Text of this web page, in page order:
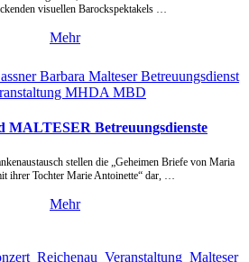
visuellen Barockspektakels …
Mehr
MALTESER Betreuungsdienste
stellen die „Geheimen Briefe von Maria
ihrer Tochter Marie Antoinette“ dar, …
Mehr